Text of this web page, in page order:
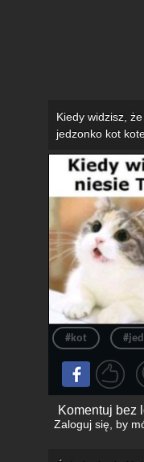
Kiedy widzisz,
jedzonko kot
#kot
Komentuj bez
Zaloguj się, by